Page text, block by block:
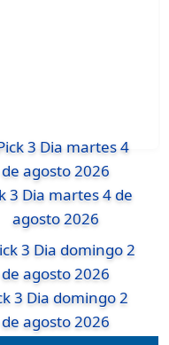
3 Dia martes 4 de
agosto 2026
3 Dia domingo 2
de agosto 2026